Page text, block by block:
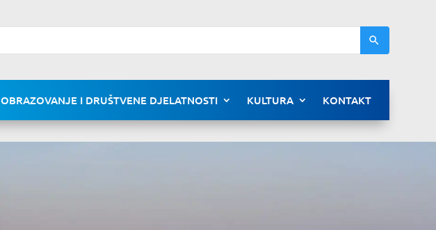
OBRAZOVANJE I DRUŠTVENE DJELATNOSTI KULTURA KONTAKT